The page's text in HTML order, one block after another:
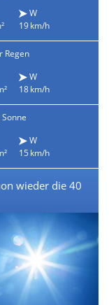
W
19 km/h
Regen
W
18 km/h
W
15 km/h
wieder die 40